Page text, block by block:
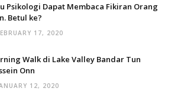
Psikologi Dapat Membaca Fikiran Orang
Betul ke?
17, 2020
Walk di Lake Valley Bandar Tun
Onn
12, 2020